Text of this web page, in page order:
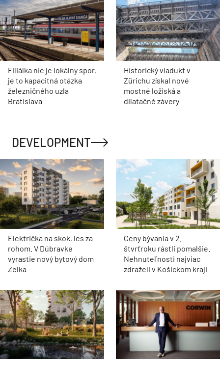
Filiálka nie je lokálny spor,
je to kapacitná otázka
železničného uzla
Bratislava
Historický viadukt v
Zürichu získal nové
mostné ložiská a
dilatačné závery
DEVELOPMENT
Električka na skok, les za
rohom. V Dúbravke
vyrastie nový bytový dom
Zelka
Ceny bývania v 2.
štvrťroku rástli pomalšie.
Nehnuteľnosti najviac
zdraželi v Košickom kraji